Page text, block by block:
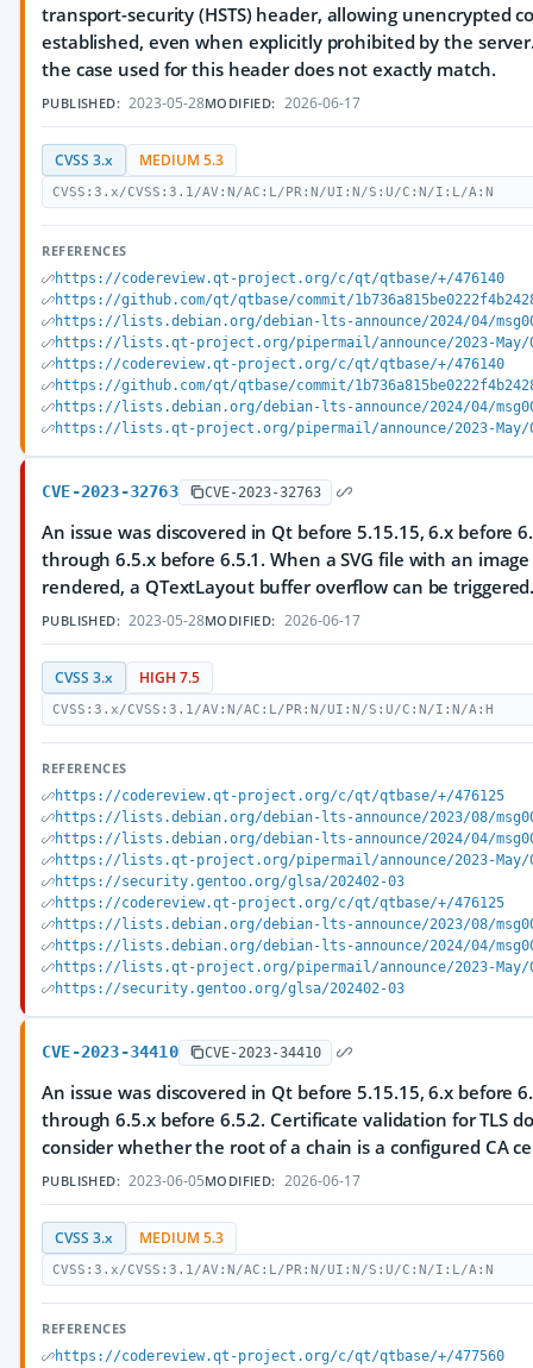
transport-security (HSTS) header, allowing unencrypted
established, even when explicitly prohibited by the
the case used for this header does not exactly match.
PUBLISHED: 2023-05-28MODIFIED: 2026-06-17
CVSS 3.x MEDIUM 5.3
CVSS:3.x/CVSS:3.1/AV:N/AC:L/PR:N/UI:N/S:U/C:N/I:L/A:N
REFERENCES
https://codereview.qt-project.org/c/qt/qtbase/+/476140
https://github.com/qt/qtbase/commit/
https://lists.debian.org/debian-lts-announce/2024/04/
https://lists.qt-project.org/pipermail/announce/2023-May/
https://codereview.qt-project.org/c/qt/qtbase/+/476140
https://github.com/qt/qtbase/commit/
https://lists.debian.org/debian-lts-announce/2024/04/
https://lists.qt-project.org/pipermail/announce/2023-May/
CVE-2023-32763 CVE-2023-32763
An issue was discovered in Qt before 5.15.15, 6.x before
through 6.5.x before 6.5.1. When a SVG file with an
rendered, a QTextLayout buffer overflow can be
PUBLISHED: 2023-05-28MODIFIED: 2026-06-17
CVSS 3.x HIGH 7.5
CVSS:3.x/CVSS:3.1/AV:N/AC:L/PR:N/UI:N/S:U/C:N/I:N/A:H
REFERENCES
https://codereview.qt-project.org/c/qt/qtbase/+/476125
https://lists.debian.org/debian-lts-announce/2023/08/
https://lists.debian.org/debian-lts-announce/2024/04/
https://lists.qt-project.org/pipermail/announce/2023-May/
https://security.gentoo.org/glsa/202402-03
https://codereview.qt-project.org/c/qt/qtbase/+/476125
https://lists.debian.org/debian-lts-announce/2023/08/
https://lists.debian.org/debian-lts-announce/2024/04/
https://lists.qt-project.org/pipermail/announce/2023-May/
https://security.gentoo.org/glsa/202402-03
CVE-2023-34410 CVE-2023-34410
An issue was discovered in Qt before 5.15.15, 6.x before
through 6.5.x before 6.5.2. Certificate validation for TLS
consider whether the root of a chain is a configured CA
PUBLISHED: 2023-06-05MODIFIED: 2026-06-17
CVSS 3.x MEDIUM 5.3
CVSS:3.x/CVSS:3.1/AV:N/AC:L/PR:N/UI:N/S:U/C:N/I:L/A:N
REFERENCES
https://codereview.qt-project.org/c/qt/qtbase/+/477560